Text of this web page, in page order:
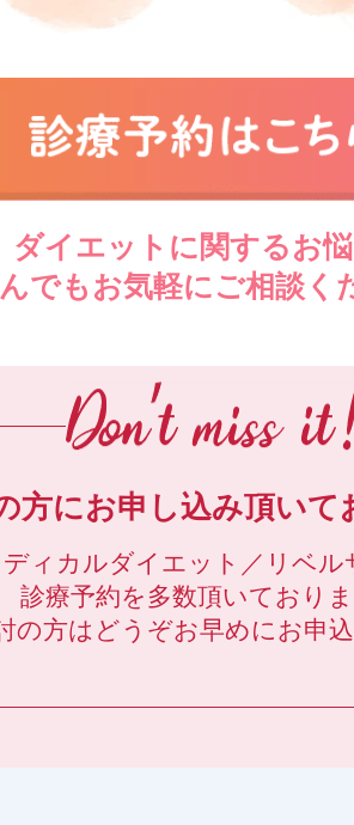
ダイエットに関するお
でもお気軽にご相談く
方にお申し込み頂いて
ィカルダイエット／リベル
診療予約を多数頂いており
の方はどうぞお早めにお申